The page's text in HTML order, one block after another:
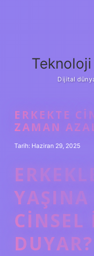
Teknoloji
Dijital
ERKEKTE
ZAMAN
Tarih: Haziran 29, 2025
YAŞINA
CINSEL
DUYAR?